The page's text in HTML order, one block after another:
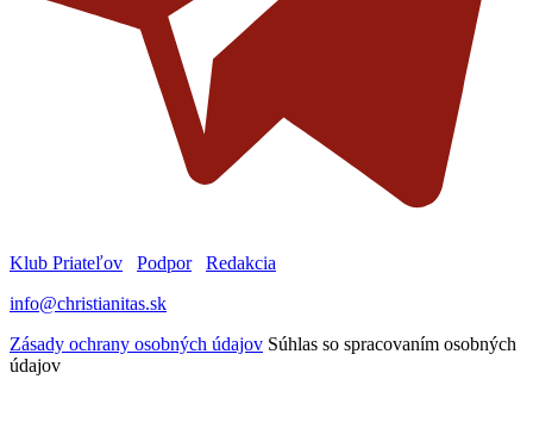
Klub Priateľov Podpor
Redakcia
info@christianitas.sk
Zásady ochrany osobných údajov Súhlas so spracovaním osobných
údajov